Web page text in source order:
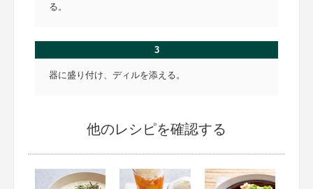
る。
3
器に盛り付け、ディルを添える。
他のレシピを確認する